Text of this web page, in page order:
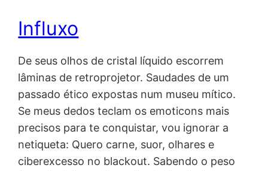
Influxo
De seus olhos de cristal líquido escorrem
lâminas de retroprojetor. Saudades de um
passado ético expostas num museu mítico.
Se meus dedos teclam os emoticons mais
precisos para te conquistar, vou ignorar a
netiqueta: Quero carne, suor, olhares e
ciberexcesso no blackout. Sabendo o peso